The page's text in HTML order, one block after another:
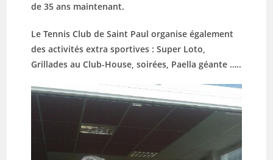
de 35 ans maintenant.
Le Tennis Club de Saint Paul organise également
des activités extra sportives : Super Loto,
Grillades au Club-House, soirées, Paella géante …..